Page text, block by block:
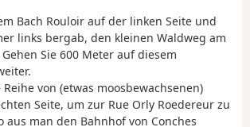
Bach Rouloir auf der linken Seite und
links bergab, den kleinen Waldweg am
Sie 600 Meter auf diesem
von (etwas moosbewachsenen)
Seite, um zur Rue Orly Roedereur zu
aus man den Bahnhof von Conches